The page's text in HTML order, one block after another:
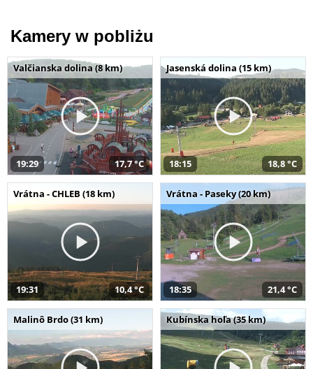
Kamery w pobliżu
Valčianska dolina (8 km)
19:29 17,7 °C
Jasenská dolina (15 km)
18:15 18,8 °C
Vrátna - CHLEB (18 km)
19:31 10,4 °C
Vrátna - Paseky (20 km)
18:35 21,4 °C
Malinô Brdo (31 km) Kubínska hoľa (35 km)